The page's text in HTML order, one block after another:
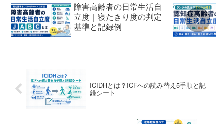
障害高齢者の日常生活自
立度｜寝たきり度の判定
基準と記録例
ICIDHとは？ICFへの読み替え5手順と記
録シート